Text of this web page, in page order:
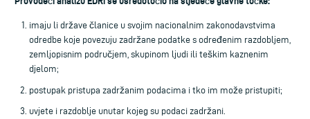
imaju li države članice u svojim nacionalnim zakonodavstvima
odredbe koje povezuju zadržane podatke s određenim razdobljem,
zemljopisnim područjem, skupinom ljudi ili teškim kaznenim
djelom;
postupak pristupa zadržanim podacima i tko im može pristupiti;
uvjete i razdoblje unutar kojeg su podaci zadržani.